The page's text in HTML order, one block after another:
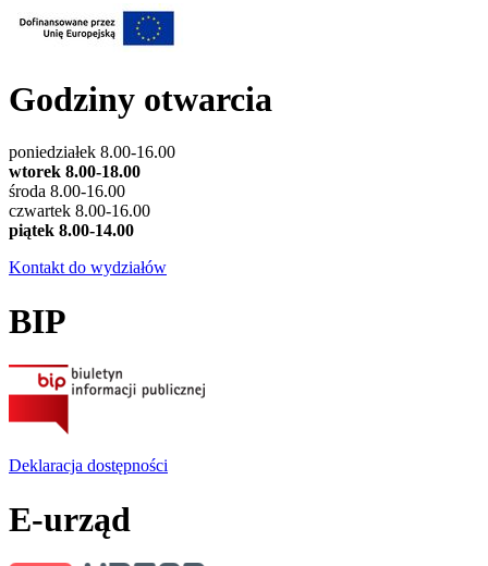
Godziny otwarcia
poniedziałek 8.00-16.00
wtorek 8.00-18.00
środa 8.00-16.00
czwartek 8.00-16.00
piątek 8.00-14.00
Kontakt do wydziałów
BIP
Deklaracja dostępności
E-urząd